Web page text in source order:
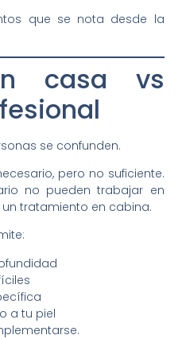
que se nota desde la
casa vs
se confunden.
pero no suficiente.
no pueden trabajar en
tratamiento en cabina.
a tu piel